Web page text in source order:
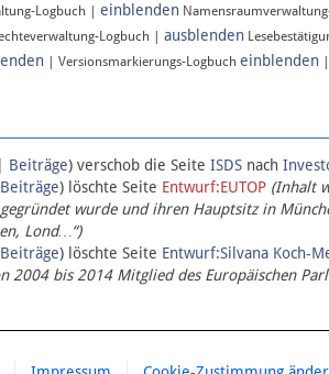
Logbuch | einblenden
Logbuch | ausblenden
| Versionsmarkierungs-Logbuch einblenden
| Beiträge) verschob die Seite ISDS nach
Beiträge) löschte Seite Entwurf:EUTOP (Inhalt
wurde und ihren Hauptsitz in
Lond…“)
Beiträge) löschte Seite Entwurf:Silvana Koch-
2004 bis 2014 Mitglied des Europäischen